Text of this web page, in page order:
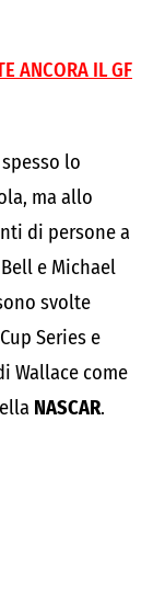
ANCORA IL GF
lo
ma allo
di persone a
e Michael
svolte
Series e
Wallace come
NASCAR.